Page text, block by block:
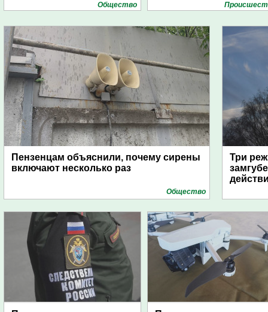
Общество
Пензенцам объяснили, почему сирены
включают несколько раз
Общество
Три